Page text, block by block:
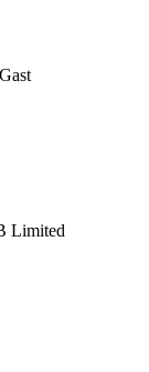
Limited